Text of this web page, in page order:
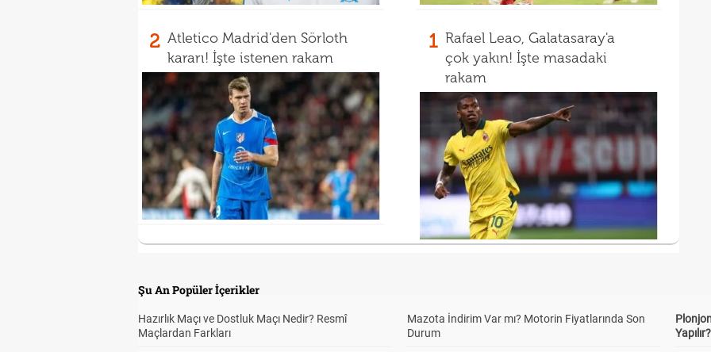
2 Atletico Madrid'den Sörloth
kararı! İşte istenen rakam
1 Rafael Leao, Galatasaray'a
çok yakın! İşte masadaki
rakam
Şu An Popüler İçerikler
Hazırlık Maçı ve Dostluk Maçı Nedir? Resmî
Maçlardan Farkları
Mazota İndirim Var mı? Motorin Fiyatlarında Son
Durum
Yapılır?